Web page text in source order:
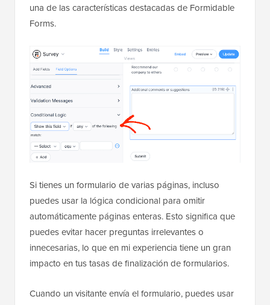
una de las características destacadas de Formidable
Forms.
Si tienes un formulario de varias páginas, incluso
puedes usar la lógica condicional para omitir
automáticamente páginas enteras. Esto significa que
puedes evitar hacer preguntas irrelevantes o
innecesarias, lo que en mi experiencia tiene un gran
impacto en tus tasas de finalización de formularios.
Cuando un visitante envía el formulario, puedes usar